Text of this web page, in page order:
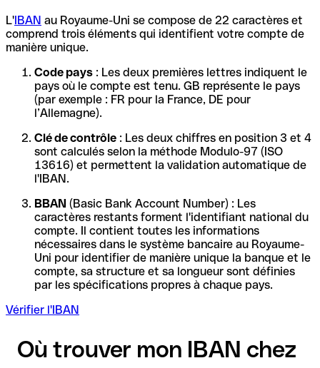
L'IBAN au Royaume-Uni se compose de 22 caractères et
comprend trois éléments qui identifient votre compte de
manière unique.
Code pays : Les deux premières lettres indiquent le
pays où le compte est tenu. GB représente le pays
(par exemple : FR pour la France, DE pour
l’Allemagne).
Clé de contrôle : Les deux chiffres en position 3 et 4
sont calculés selon la méthode Modulo-97 (ISO
13616) et permettent la validation automatique de
l'IBAN.
BBAN (Basic Bank Account Number) : Les
caractères restants forment l'identifiant national du
compte. Il contient toutes les informations
nécessaires dans le système bancaire au Royaume-
Uni pour identifier de manière unique la banque et le
compte, sa structure et sa longueur sont définies
par les spécifications propres à chaque pays.
Vérifier l'IBAN
Où trouver mon IBAN chez